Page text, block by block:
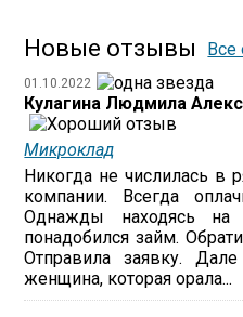
Новые отзывы Все
01.10.2022
Кулагина Людмила
Микроклад
Никогда не числилась в
компании. Всегда
Однажды находясь на
понадобился займ.
Отправила заявку.
женщина, которая орала...